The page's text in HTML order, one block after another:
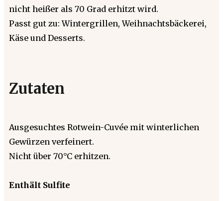
nicht heißer als 70 Grad erhitzt wird.
Passt gut zu: Wintergrillen, Weihnachtsbäckerei,
Käse und Desserts.
Zutaten
Ausgesuchtes Rotwein-Cuvée mit winterlichen
Gewürzen verfeinert.
Nicht über 70°C erhitzen.
Enthält Sulfite